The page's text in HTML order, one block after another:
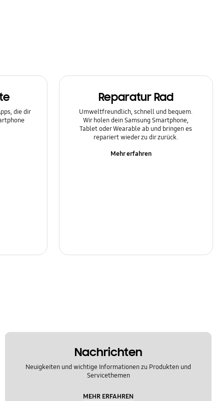
die dir
Reparatur Rad
Umweltfreundlich, schnell und bequem.
Wir holen dein Samsung Smartphone,
Tablet oder Wearable ab und bringen es
repariert wieder zu dir zurück.
Mehr erfahren
Nachrichten
Neuigkeiten und wichtige Informationen zu Produkten und
Servicethemen
MEHR ERFAHREN